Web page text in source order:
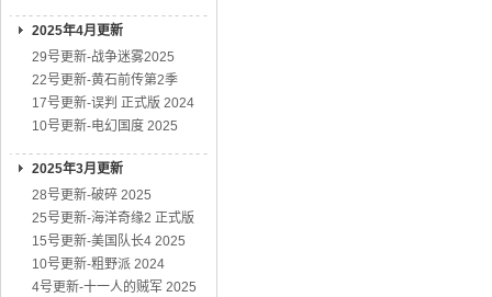
2025年4月更新
29号更新-战争迷雾2025
22号更新-黄石前传第2季
17号更新-误判 正式版 2024
10号更新-电幻国度 2025
2025年3月更新
28号更新-破碎 2025
25号更新-海洋奇缘2 正式版
15号更新-美国队长4 2025
10号更新-粗野派 2024
4号更新-十一人的贼军 2025